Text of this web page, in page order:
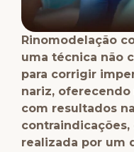
Rinomodelação
uma técnica não
para corrigir
nariz,
com resultados
realizada por um